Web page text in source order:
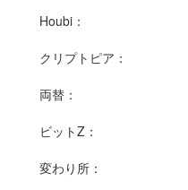
Houbi：
クリプトピア：
両替：
ビットZ：
変わり所：